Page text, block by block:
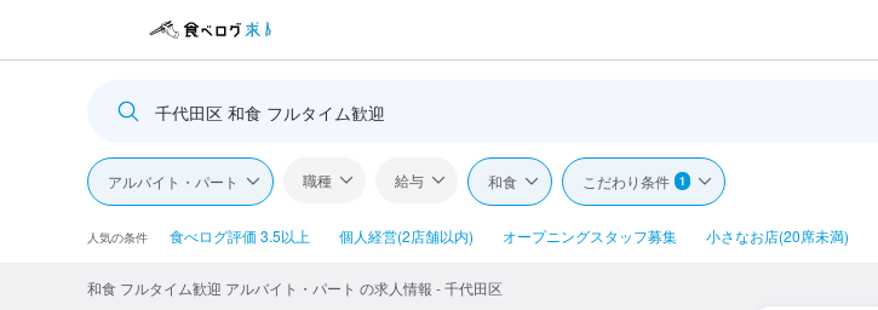
千代田区 和食 フルタイム歓迎
アルバイト・パート 職種 給与 和食 こだわり条件 1
人気の条件 食べログ評価 3.5以上 個人経営(2店舗以内) オープニングスタッフ募集 小さなお店(20席未満)
和食 フルタイム歓迎 アルバイト・パート の求人情報 - 千代田区